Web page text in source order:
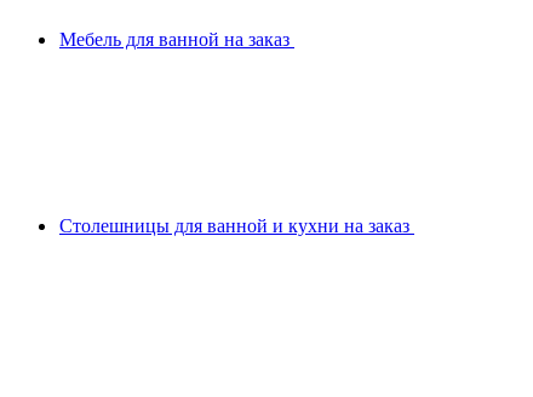
Мебель для ванной на заказ
Столешницы для ванной и кухни на заказ